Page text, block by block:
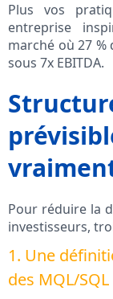
Plus vos
entreprise
marché où 27
sous 7x EBITDA.
Pour réduire la
investisseurs,
1. Une
des MQL/SQL